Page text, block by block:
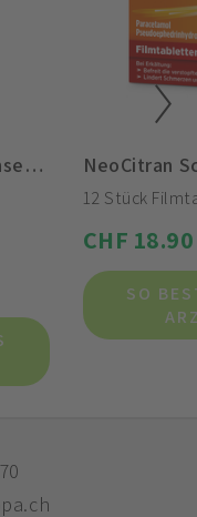
Triofan Schnupfen ohne Konservierungsmittel Dosierspray NeoCitran
12 Stück
CHF 18.90
SO